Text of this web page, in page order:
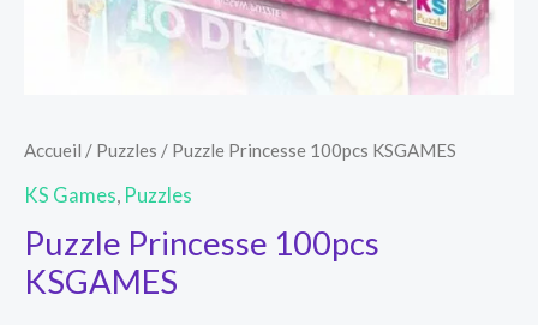
Accueil / Puzzles / Puzzle Princesse 100pcs KSGAMES
KS Games Puzzles
Puzzle Princesse 100pcs
KSGAMES